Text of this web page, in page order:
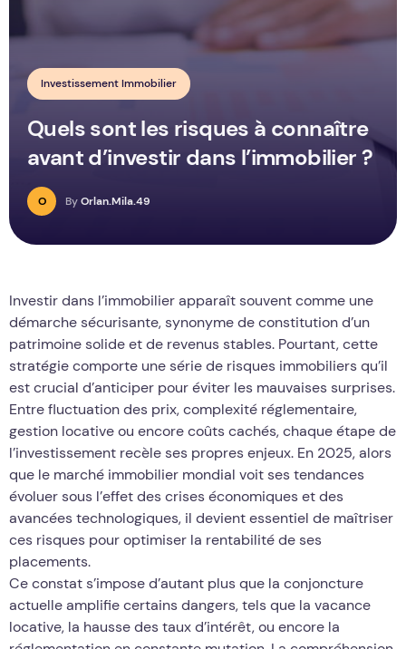
Investissement Immobilier
Quels sont les risques à connaître
avant d’investir dans l’immobilier ?
O ByOrlan.Mila.49
Investir dans l’immobilier apparaît souvent comme une
démarche sécurisante, synonyme de constitution d’un
patrimoine solide et de revenus stables. Pourtant, cette
stratégie comporte une série de risques immobiliers qu’il
est crucial d’anticiper pour éviter les mauvaises surprises.
Entre fluctuation des prix, complexité réglementaire,
gestion locative ou encore coûts cachés, chaque étape de
l’investissement recèle ses propres enjeux. En 2025, alors
que le marché immobilier mondial voit ses tendances
évoluer sous l’effet des crises économiques et des
avancées technologiques, il devient essentiel de maîtriser
ces risques pour optimiser la rentabilité de ses
placements.
Ce constat s’impose d’autant plus que la conjoncture
actuelle amplifie certains dangers, tels que la vacance
locative, la hausse des taux d’intérêt, ou encore la